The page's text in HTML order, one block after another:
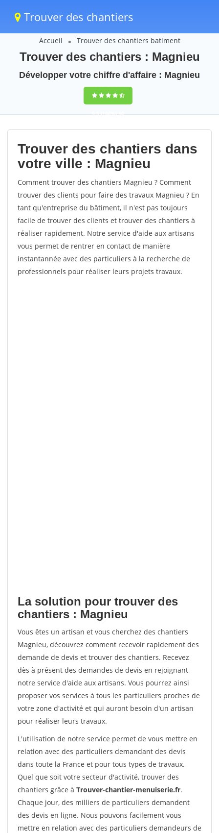
Trouver des chantiers
Accueil Trouver des chantiers batiment
Trouver des chantiers : Magnieu
Développer votre chiffre d'affaire : Magnieu
9,5(100%)40
votes
Trouver des chantiers dans
votre ville : Magnieu
Comment trouver des chantiers Magnieu ? Comment
trouver des clients pour faire des travaux Magnieu ? En
tant qu'entreprise du bâtiment, il n'est pas toujours
facile de trouver des clients et trouver des chantiers à
réaliser rapidement. Notre service d'aide aux artisans
vous permet de rentrer en contact de manière
instantannée avec des particuliers à la recherche de
professionnels pour réaliser leurs projets travaux.
La solution pour trouver des
chantiers : Magnieu
Vous êtes un artisan et vous cherchez des chantiers
Magnieu, découvrez comment recevoir rapidement des
demande de devis et trouver des chantiers. Recevez
dès à présent des demandes de devis en rejoignant
notre service d'aide aux artisans. Vous pourrez ainsi
proposer vos services à tous les particuliers proches de
votre zone d'activité et qui auront besoin d'un artisan
pour réaliser leurs travaux.
L'utilisation de notre service permet de vous mettre en
relation avec des particuliers demandant des devis
dans toute la France et pour tous types de travaux.
Quel que soit votre secteur d'activité, trouver des
chantiers grâce à Trouver-chantier-menuiserie.fr.
Chaque jour, des milliers de particuliers demandent
des devis en ligne. Nous pouvons facilement vous
mettre en relation avec des particuliers demandeurs de